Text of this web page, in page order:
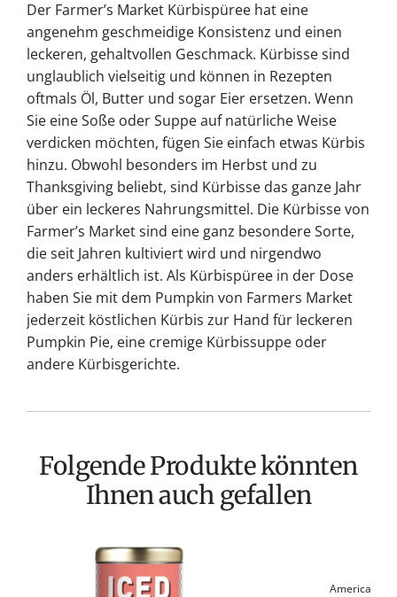
Der Farmer’s Market Kürbispüree hat eine
angenehm geschmeidige Konsistenz und einen
leckeren, gehaltvollen Geschmack. Kürbisse sind
unglaublich vielseitig und können in Rezepten
oftmals Öl, Butter und sogar Eier ersetzen. Wenn
Sie eine Soße oder Suppe auf natürliche Weise
verdicken möchten, fügen Sie einfach etwas Kürbis
hinzu. Obwohl besonders im Herbst und zu
Thanksgiving beliebt, sind Kürbisse das ganze Jahr
über ein leckeres Nahrungsmittel. Die Kürbisse von
Farmer’s Market sind eine ganz besondere Sorte,
die seit Jahren kultiviert wird und nirgendwo
anders erhältlich ist. Als Kürbispüree in der Dose
haben Sie mit dem Pumpkin von Farmers Market
jederzeit köstlichen Kürbis zur Hand für leckeren
Pumpkin Pie, eine cremige Kürbissuppe oder
andere Kürbisgerichte.
Folgende Produkte könnten
Ihnen auch gefallen
American